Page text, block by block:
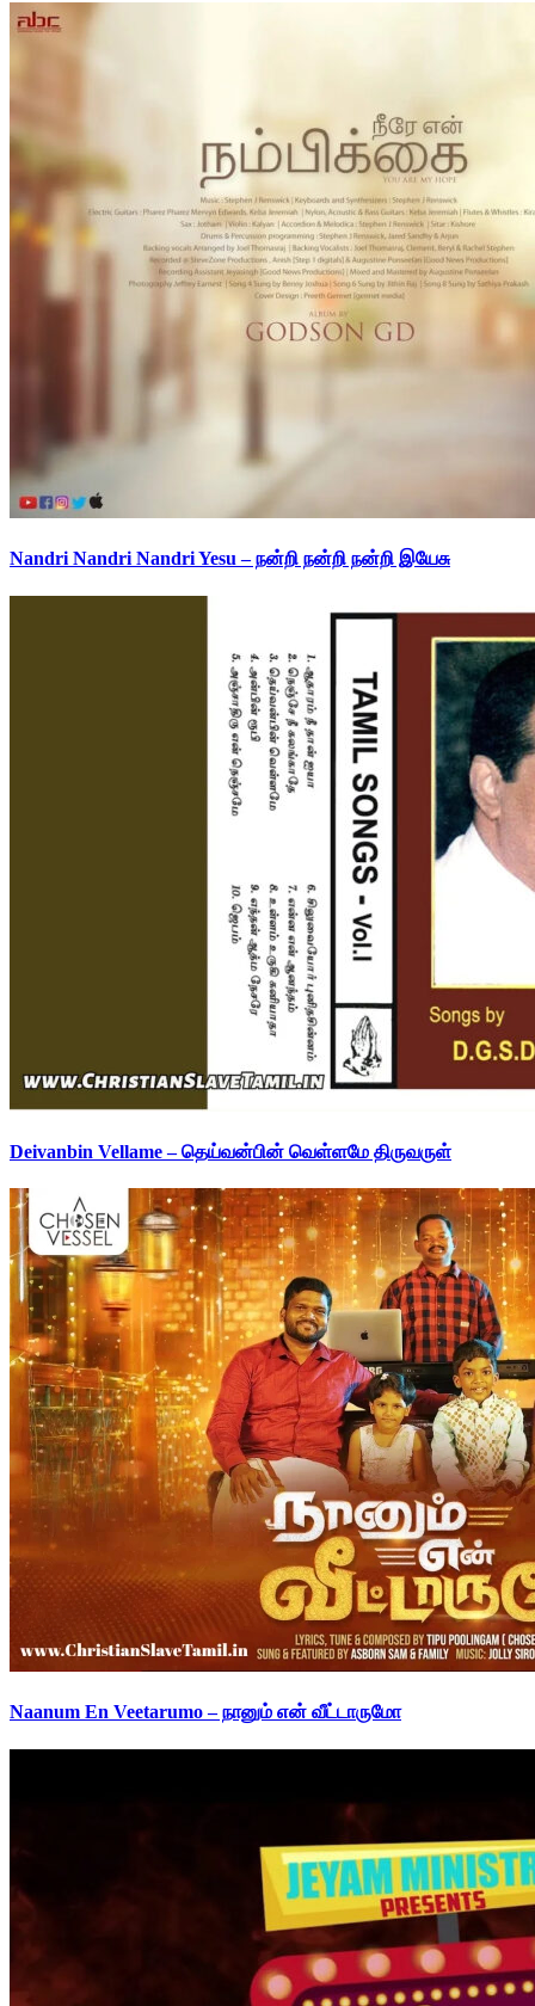
Nandri Nandri Nandri Yesu – நன்றி நன்றி நன்றி இயேசு
Deivanbin Vellame – தெய்வன்பின் வெள்ளமே திருவருள்
Naanum En Veetarumo – நானும் என் வீட்டாருமோ